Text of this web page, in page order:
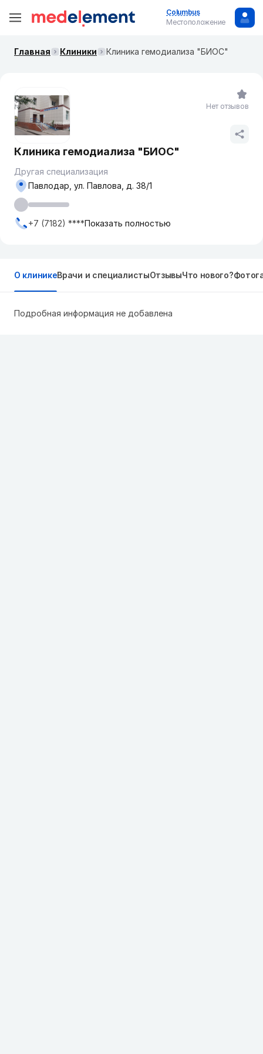
Columbus
Местоположение
Главная Клиники Клиника гемодиализа "БИОС"
Клиника гемодиализа "БИОС"
Другая специализация
Павлодар, ул. Павлова, д. 38/1
+7 (7182) ****Показать полностью
Нет отзывов
О клиникеВрачи и специалистыОтзывыЧто нового?
Подробная информация не добавлена